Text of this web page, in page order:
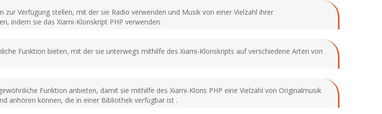
zur Verfügung stellen, mit der sie Radio verwenden und Musik von einer Vielzahl ihrer
indem sie das Xiami-Klonskript PHP verwenden.
Funktion bieten, mit der sie unterwegs mithilfe des Xiami-Klonskripts auf verschiedene Arten von
Funktion anbieten, damit sie mithilfe des Xiami-Klons PHP eine Vielzahl von Originalmusik
anhören können, die in einer Bibliothek verfügbar ist .